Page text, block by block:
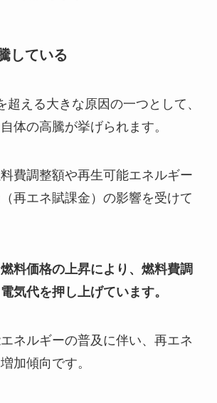
している
超える大きな原因の一つとして、
体の高騰が挙げられます。
費調整額や再生可能エネルギー
再エネ賦課金）の影響を受けて
料価格の上昇により、燃料費調
気代を押し上げています。
ネルギーの普及に伴い、再エネ
加傾向です。